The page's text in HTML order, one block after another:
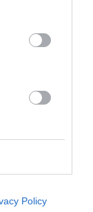
Policy
τον
έγραψε η
μιας
στο
τη ζωή, τον
δεύτερη